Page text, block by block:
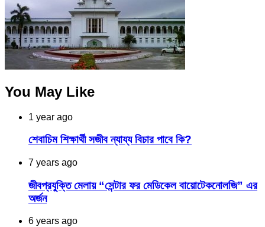
You May Like
1 year ago
শেবাচিম শিক্ষার্থী সজীব ন্যায্য বিচার পাবে কি?
7 years ago
জীবপ্রযুক্তি মেলায় “সেন্টার ফর মেডিকেল বায়োটেকনোলজি” এর
অর্জন
6 years ago